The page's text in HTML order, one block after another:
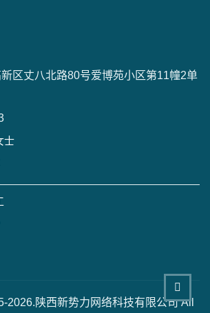
区丈八北路80号爱博苑小区第11幢2单
士
2026.陕西新势力网络科技有限公司 All